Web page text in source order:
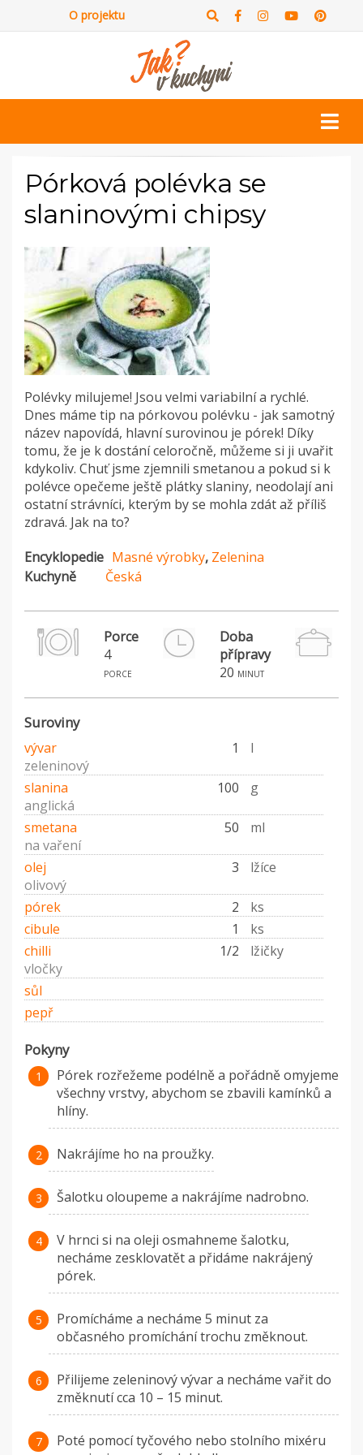
O projektu
Pórková polévka se
slaninovými chipsy
Polévky milujeme! Jsou velmi variabilní a rychlé.
Dnes máme tip na pórkovou polévku - jak samotný
název napovídá, hlavní surovinou je pórek! Díky
tomu, že je k dostání celoročně, můžeme si ji uvařit
kdykoliv. Chuť jsme zjemnili smetanou a pokud si k
polévce opečeme ještě plátky slaniny, neodolají ani
ostatní strávníci, kterým by se mohla zdát až příliš
zdravá. Jak na to?
Encyklopedie Masné výrobky, Zelenina
Kuchyně
Česká
Porce
4
porce
Doba
přípravy
20 minut
Suroviny
vývar 1
l
zeleninový
slanina
100
g
anglická
smetana
50
ml
na vaření
olej
3
lžíce
olivový
pórek
2
ks
cibule
1
ks
chilli
1/2
lžičky
vločky
sůl
pepř
Pokyny
Pórek rozřežeme podélně a pořádně omyjeme
všechny vrstvy, abychom se zbavili kamínků a
hlíny.
Nakrájíme ho na proužky.
Šalotku oloupeme a nakrájíme nadrobno.
V hrnci si na oleji osmahneme šalotku,
necháme zesklovatět a přidáme nakrájený
pórek.
Promícháme a necháme 5 minut za
občasného promíchání trochu změknout.
Přilijeme zeleninový vývar a necháme vařit do
změknutí cca 10 – 15 minut.
Poté pomocí tyčového nebo stolního mixéru